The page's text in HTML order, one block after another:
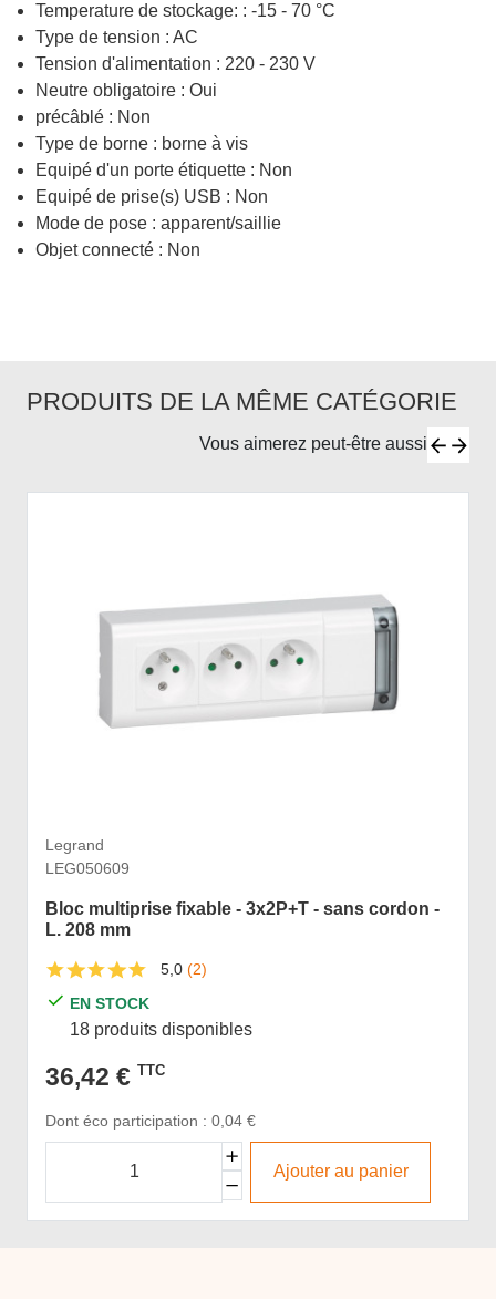
Temperature de stockage: : -15 - 70 °C
Type de tension : AC
Tension d'alimentation : 220 - 230 V
Neutre obligatoire : Oui
précâblé : Non
Type de borne : borne à vis
Equipé d'un porte étiquette : Non
Equipé de prise(s) USB : Non
Mode de pose : apparent/saillie
Objet connecté : Non
PRODUITS DE LA MÊME CATÉGORIE
Vous aimerez peut-être aussi
Legrand
LEG050609
Bloc multiprise fixable - 3x2P+T - sans cordon -
L. 208 mm
5,0 (2)
EN STOCK
18 produits disponibles
36,42 € TTC
Dont éco participation : 0,04 €
Ajouter au panier